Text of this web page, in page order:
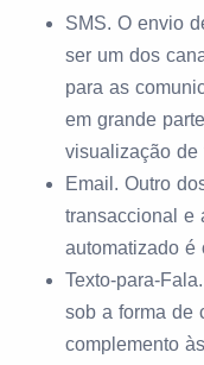
SMS. O envio
ser um dos
para as
em grande
visualização de
Email. Outro
transaccional e
automatizado é
Texto-para-
sob a forma de
complemento